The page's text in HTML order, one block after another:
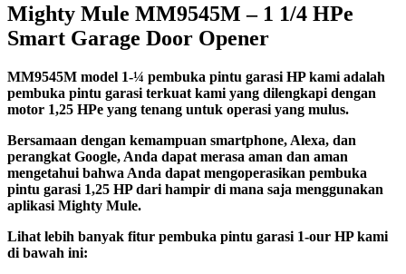
Mighty Mule MM9545M – 1 1/4 HPe
Smart Garage Door Opener
MM9545M model 1-¼ pembuka pintu garasi HP kami adalah
pembuka pintu garasi terkuat kami yang dilengkapi dengan
motor 1,25 HPe yang tenang untuk operasi yang mulus.
Bersamaan dengan kemampuan smartphone, Alexa, dan
perangkat Google, Anda dapat merasa aman dan aman
mengetahui bahwa Anda dapat mengoperasikan pembuka
pintu garasi 1,25 HP dari hampir di mana saja menggunakan
aplikasi Mighty Mule.
Lihat lebih banyak fitur pembuka pintu garasi 1-our HP kami
di bawah ini: